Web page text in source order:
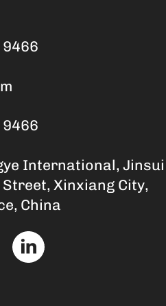
International, Jinsui
Xinxiang City,
China